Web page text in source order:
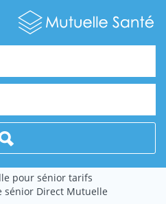
pour sénior tarifs
Direct Mutuelle